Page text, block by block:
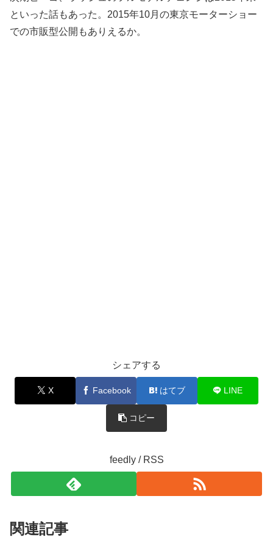
といった話もあった。2015年10月の東京モーターショー
での市販型公開もありえるか。
シェアする
X Facebook はてブ LINE
コピー
feedly / RSS
関連記事